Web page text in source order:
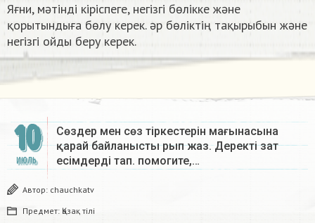
Яғни, мәтінді кіріспеге, негізгі бөлікке және
қорытындыға бөлу керек. әр бөліктің тақырыбын және
негізгі ойды беру керек.
10
ИЮЛЬ
Сөздер мен сөз тіркестерін мағынасына
қарай байланысты рып жаз. Деректі зат
есімдерді тап. помогите,…
Автор: chauchkatv
Предмет: Қазақ тiлi